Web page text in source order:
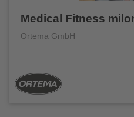
Medical Fitness
Ortema GmbH